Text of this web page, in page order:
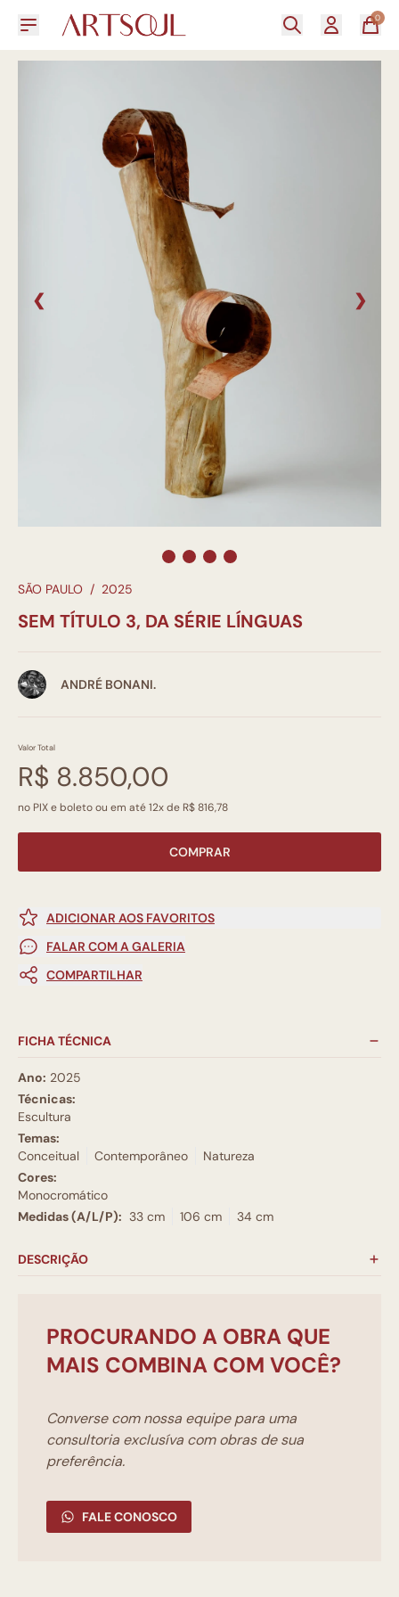
0
❮ ❯
SÃO PAULO / 2025
SEM TÍTULO 3, DA SÉRIE LÍNGUAS
ANDRÉ BONANI.
Valor Total
R$ 8.850,00
no PIX e boleto ou em até 12x de R$ 816,78
COMPRAR
ADICIONAR AOS FAVORITOS
FALAR COM A GALERIA
COMPARTILHAR
FICHA TÉCNICA
Ano: 2025
Técnicas:
Escultura
Temas:
Conceitual
Contemporâneo
Natureza
Cores:
Monocromático
Medidas (A/L/P): 33 cm 106 cm 34 cm
DESCRIÇÃO
PROCURANDO A OBRA QUE
MAIS COMBINA COM VOCÊ?
Converse com nossa equipe para uma
consultoria exclusíva com obras de sua
preferência.
FALE CONOSCO